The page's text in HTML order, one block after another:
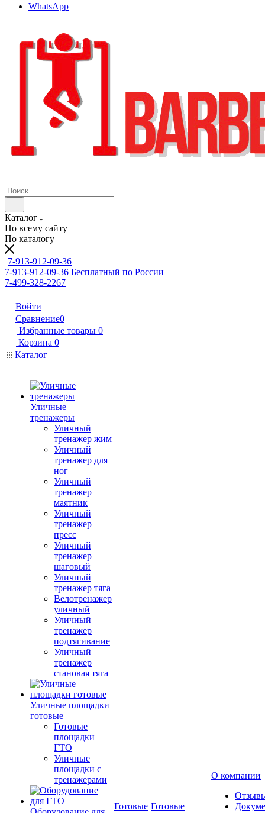
WhatsApp
Каталог
По всему сайту
По каталогу
7-913-912-09-36
7-913-912-09-36 Бесплатный по России
7-499-328-2267
Войти
Сравнение0
Избранные товары 0
Корзина 0
Каталог
Уличные
тренажеры
Уличный
тренажер жим
Уличный
тренажер для
ног
Уличный
тренажер
маятник
Уличный
тренажер
пресс
Уличный
тренажер
шаговый
Уличный
тренажер тяга
Велотренажер
уличный
Уличный
тренажер
подтягивание
Уличный
тренажер
становая тяга
Уличные площадки
готовые
Готовые
площадки
ГТО
Уличные
площадки с
тренажерами
Готовые Готовые
О компании